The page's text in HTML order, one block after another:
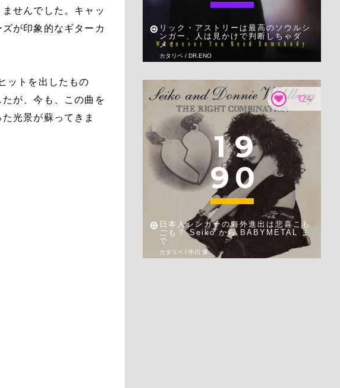
せんでした。キャッ
が印象的なギターカ
ットを出したもの
が、今も、この曲を
光景が蘇ってきま
リック・アストリーは最高のソウルシ
ンガー、人は見かけで判断しちゃダ
メ！
カタリベ / DR.ENO
124
1 9
90
日本人シンガーの海外進出は悲喜こも
ごも？ Seiko から BABYMETAL ま
で
カタリベ / 中川 肇